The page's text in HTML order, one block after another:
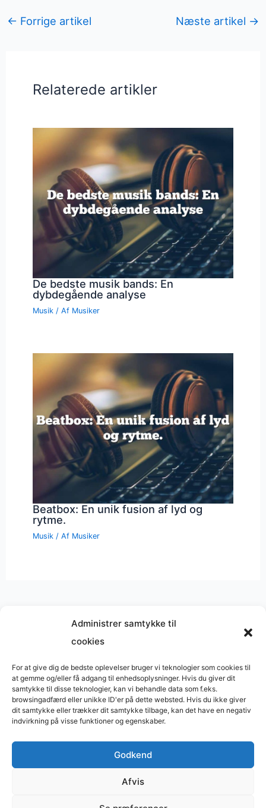
Administrer samtykke til
cookies
For at give dig de bedste oplevelser bruger vi teknologier som cookies til
at gemme og/eller få adgang til enhedsoplysninger. Hvis du giver dit
samtykke til disse teknologier, kan vi behandle data som f.eks.
browsingadfærd eller unikke ID'er på dette websted. Hvis du ikke giver
dit samtykke eller trækker dit samtykke tilbage, kan det have en negativ
indvirkning på visse funktioner og egenskaber.
Godkend
Afvis
← Forrige artikel Næste artikel →
Relaterede artikler
De bedste musik bands: En
dybdegående analyse
Musik / Af Musiker
Beatbox: En unik fusion af lyd og
rytme.
Musik / Af Musiker
Musik på
Copyright © 2026 BasimWorld
Udviklet afWebbureau.dk
Bygget medWordPress
Restaurant
Restauranter